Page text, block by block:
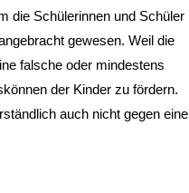
die Schülerinnen und Schüler
gewesen. Weil die
falsche oder mindestens
der Kinder zu fördern.
auch nicht gegen eine